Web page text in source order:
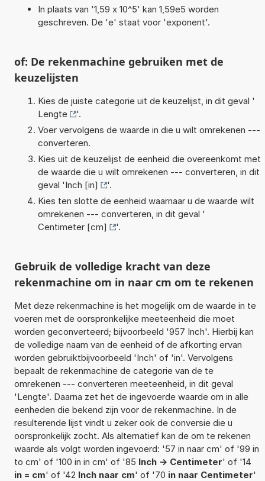
In plaats van '1,59 x 10^5' kan 1,59e5 worden
geschreven. De 'e' staat voor 'exponent'.
of: De rekenmachine gebruiken met de
keuzelijsten
Kies de juiste categorie uit de keuzelijst, in dit geval '
Lengte
'.
Voer vervolgens de waarde in die u wilt omrekenen ---
converteren.
Kies uit de keuzelijst de eenheid die overeenkomt met
de waarde die u wilt omrekenen --- converteren, in dit
geval 'Inch [in]
'.
Kies ten slotte de eenheid waarnaar u de waarde wilt
omrekenen --- converteren, in dit geval '
Centimeter [cm]
'.
Gebruik de volledige kracht van deze
rekenmachine om in naar cm om te rekenen
Met deze rekenmachine is het mogelijk om de waarde in te
voeren met de oorspronkelijke meeteenheid die moet
worden geconverteerd; bijvoorbeeld '957 Inch'. Hierbij kan
de volledige naam van de eenheid of de afkorting ervan
worden gebruiktbijvoorbeeld 'Inch' of 'in'. Vervolgens
bepaalt de rekenmachine de categorie van de te
omrekenen --- converteren meeteenheid, in dit geval
'Lengte'. Daarna zet het de ingevoerde waarde om in alle
eenheden die bekend zijn voor de rekenmachine. In de
resulterende lijst vindt u zeker ook de conversie die u
oorspronkelijk zocht. Als alternatief kan de om te rekenen
waarde als volgt worden ingevoerd: '57 in naar cm' of '99 in
to cm' of '100 in in cm' of '85 Inch -> Centimeter' of '14
in = cm' of '42 Inch naar cm' of '70 in naar Centimeter'